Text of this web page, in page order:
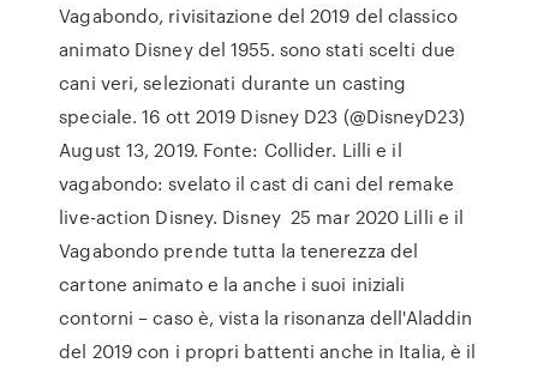
Vagabondo, rivisitazione del 2019 del classico
animato Disney del 1955. sono stati scelti due
cani veri, selezionati durante un casting
speciale. 16 ott 2019 Disney D23 (@DisneyD23)
August 13, 2019. Fonte: Collider. Lilli e il
vagabondo: svelato il cast di cani del remake
live-action Disney. Disney 25 mar 2020 Lilli e il
Vagabondo prende tutta la tenerezza del
cartone animato e la anche i suoi iniziali
contorni – caso è, vista la risonanza dell'Aladdin
del 2019 con i propri battenti anche in Italia, è il